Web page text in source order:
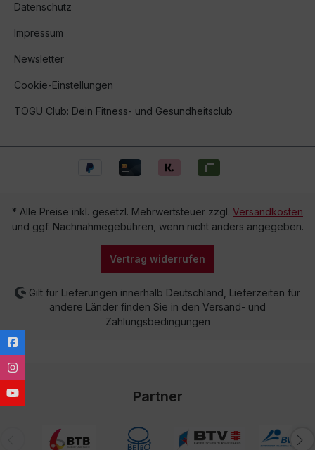
Datenschutz
Impressum
Newsletter
Cookie-Einstellungen
TOGU Club: Dein Fitness- und Gesundheitsclub
* Alle Preise inkl. gesetzl. Mehrwertsteuer zzgl. Versandkosten
und ggf. Nachnahmegebühren, wenn nicht anders angegeben.
Vertrag widerrufen
Gilt für Lieferungen innerhalb Deutschland, Lieferzeiten für
andere Länder finden Sie in den Versand- und
Zahlungsbedingungen
Partner